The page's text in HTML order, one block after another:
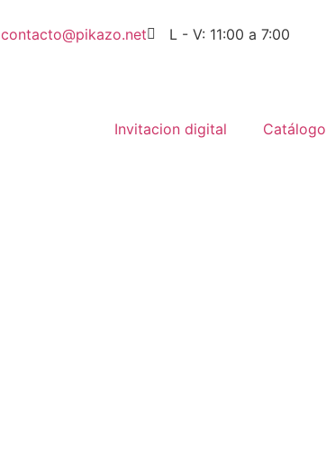
contacto@pikazo.net L - V: 11:00 a 7:00
Invitacion digital Catálogo